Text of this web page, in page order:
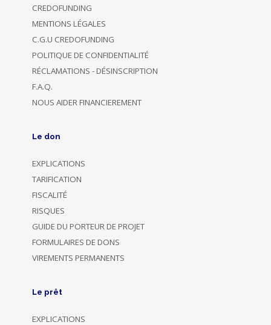
CREDOFUNDING
MENTIONS LÉGALES
C.G.U CREDOFUNDING
POLITIQUE DE CONFIDENTIALITÉ
RÉCLAMATIONS - DÉSINSCRIPTION
F.A.Q.
NOUS AIDER FINANCIEREMENT
Le don
EXPLICATIONS
TARIFICATION
FISCALITÉ
RISQUES
GUIDE DU PORTEUR DE PROJET
FORMULAIRES DE DONS
VIREMENTS PERMANENTS
Le prêt
EXPLICATIONS